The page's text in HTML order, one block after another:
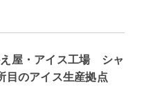
屋・アイス工場 シャ
目のアイス生産拠点